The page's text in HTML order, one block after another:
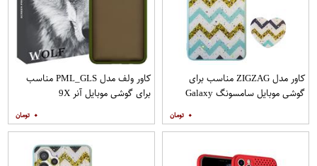
کاور مدل ZIGZAG مناسب برای
گوشی موبایل سامسونگ Galaxy
۰
کاور ولف مدل PML_GLS مناسب
برای گوشی موبایل آنر 9X
۰